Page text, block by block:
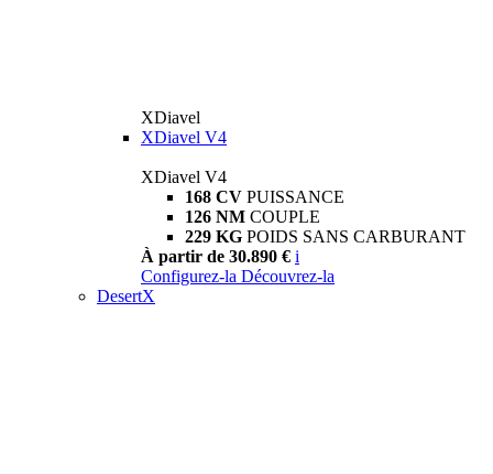
XDiavel
XDiavel V4
XDiavel V4
168 CV PUISSANCE
126 NM COUPLE
229 KG POIDS SANS CARBURANT
À partir de 30.890 € i
Configurez-la Découvrez-la
DesertX